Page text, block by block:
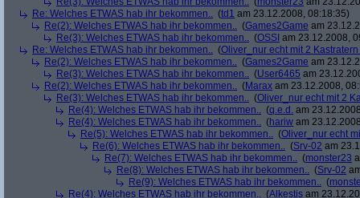
Re: Welches ETWAS hab ihr bekommen.. (td1 am 23.12.2008, 08:18:35)
Re(2): Welches ETWAS hab ihr bekommen.. (Games2Game am
Re(3): Welches ETWAS hab ihr bekommen.. (OSSI am 23.12.2008,
Re: Welches ETWAS hab ihr bekommen.. (Oliver_nur echt mit 2
Re(2): Welches ETWAS hab ihr bekommen.. (Games2Game am
Re(3): Welches ETWAS hab ihr bekommen.. (User6465 am
Re(2): Welches ETWAS hab ihr bekommen.. (Marax am 23.12.2008,
Re(3): Welches ETWAS hab ihr bekommen.. (Oliver_nur echt mit 2
Re(4): Welches ETWAS hab ihr bekommen.. (q.e.d. am
Re(4): Welches ETWAS hab ihr bekommen.. (hariw am
Re(5): Welches ETWAS hab ihr bekommen.. (Oliver_nur echt
Re(6): Welches ETWAS hab ihr bekommen.. (Srv-02 am
Re(7): Welches ETWAS hab ihr bekommen.. (monster23
Re(8): Welches ETWAS hab ihr bekommen.. (Srv-02
Re(9): Welches ETWAS hab ihr bekommen.. (
Re(4): Welches ETWAS hab ihr bekommen.. (Alkestis am